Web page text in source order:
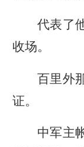
代表了
收场。
百里外
证。
中军主